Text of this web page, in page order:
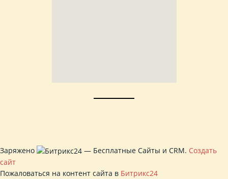
Заряжено — Бесплатные Сайты и CRM. Создать
сайт
Пожаловаться на контент cайта в Битрикс24